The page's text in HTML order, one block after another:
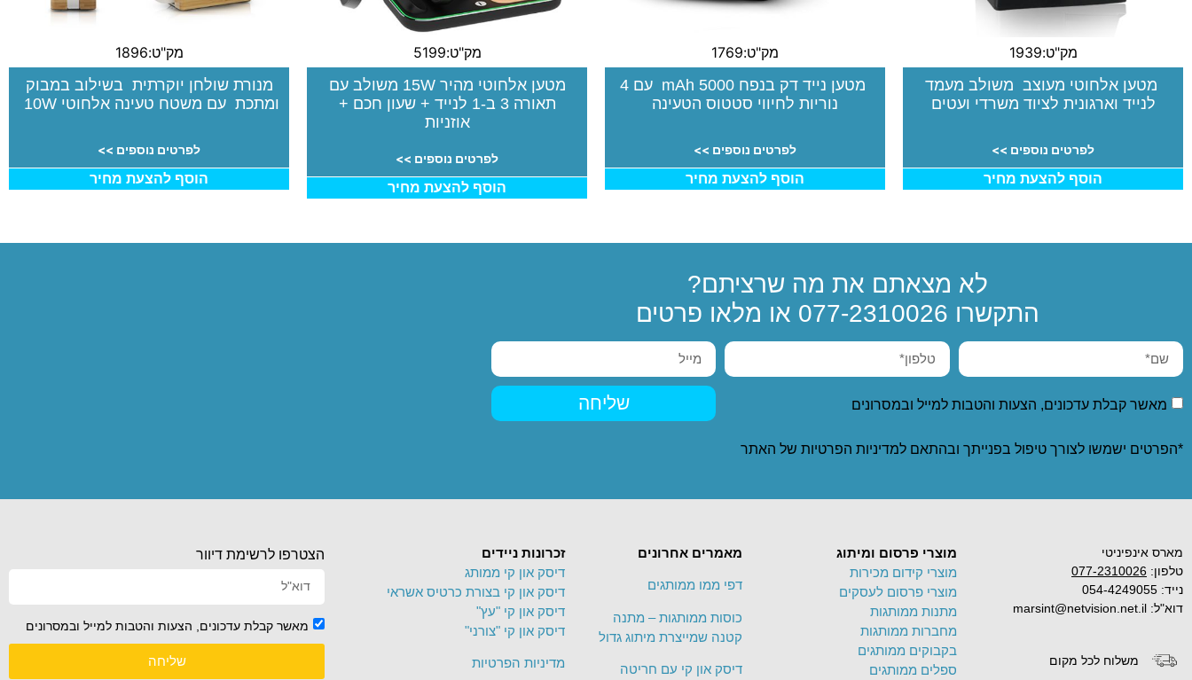
מק"ט:1939
מטען אלחוטי מעוצב משולב מעמד
לנייד וארגונית לציוד משרדי ועטים
לפרטים נוספים >>
הוסף להצעת מחיר
מק"ט:1769
מטען נייד דק בנפח 5000 mAh עם 4
נוריות לחיווי סטטוס הטעינה
לפרטים נוספים >>
הוסף להצעת מחיר
מק"ט:5199
מטען אלחוטי מהיר 15W משולב עם
תאורה 3 ב-1 לנייד + שעון חכם +
אוזניות
לפרטים נוספים >>
הוסף להצעת מחיר
מק"ט:1896
מנורת שולחן יוקרתית בשילוב במבוק
ומתכת עם משטח טעינה אלחוטי 10W
לפרטים נוספים >>
הוסף להצעת מחיר
לא מצאתם את מה שרציתם?
התקשרו 077-2310026 או מלאו פרטים
מאשר קבלת עדכונים, הצעות והטבות למייל ובמסרונים שליחה
*הפרטים ישמשו לצורך טיפול בפנייתך ובהתאם למדיניות הפרטיות של האתר
מארס אינפיניטי
טלפון: 077-2310026
נייד: 054-4249055
דוא"ל: marsint@netvision.net.il
משלוח לכל מקום
מוצרי פרסום ומיתוג
מוצרי קידום מכירות
מוצרי פרסום לעסקים
מתנות ממותגות
מחברות ממותגות
בקבוקים ממותגים
ספלים ממותגים
מאמרים אחרונים
דפי ממו ממותגים
כוסות ממותגות – מתנה
קטנה שמייצרת מיתוג גדול
דיסק און קי עם חריטה
זכרונות ניידים
דיסק און קי ממותג
דיסק און קי בצורת כרטיס אשראי
דיסק און קי "עץ"
דיסק און קי "צורני"
מדיניות הפרטיות
הצטרפו לרשימת דיוור
מאשר קבלת עדכונים, הצעות והטבות למייל ובמסרונים
שליחה